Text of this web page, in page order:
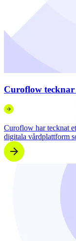
Curoflow
Curoflow har tecknat
digitala vårdplattform